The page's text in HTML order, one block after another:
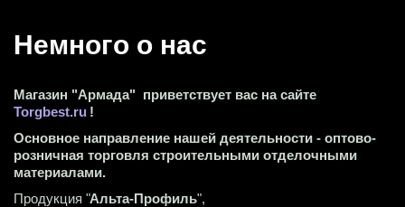
Немного о нас
Магазин "Армада"  приветствует вас на сайте
Torgbest.ru !
Основное направление нашей деятельности - оптово-
розничная торговля строительными отделочными
материалами.
Продукция "Альта-Профиль",